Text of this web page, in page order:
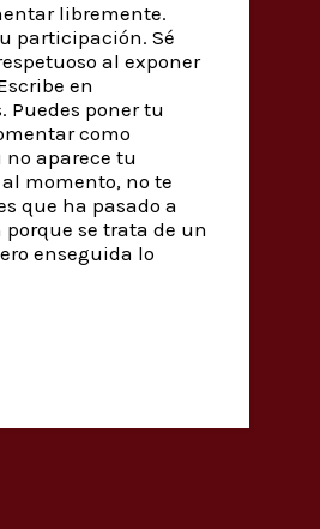
libremente.
participación. Sé
al exponer
en
Puedes poner tu
como
aparece tu
momento, no te
que ha pasado a
se trata de un
enseguida lo